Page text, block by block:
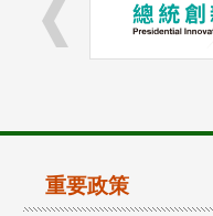
重要政策